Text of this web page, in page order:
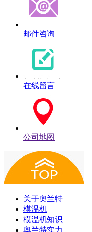
邮件咨询
在线留言
公司地图
关于奥兰特
模温机
模温机知识
奥兰特实力